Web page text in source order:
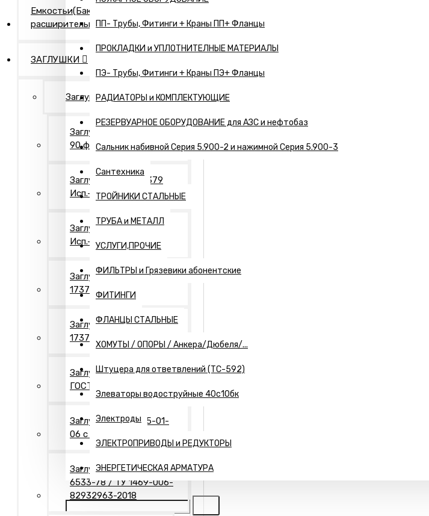
ПП- Трубы, Фитинги + Краны ПП+ Фланцы
ПРОКЛАДКИ и УПЛОТНИТЕЛНЫЕ МАТЕРИАЛЫ
ПЭ- Трубы, Фитинги + Краны ПЭ+ Фланцы
РАДИАТОРЫ и КОМПЛЕКТУЮЩИЕ
РЕЗЕРВУАРНОЕ ОБОРУДОВАНИЕ для АЗС и нефтобаз
Сальник набивной Серия 5.900-2 и нажимной Серия 5.900-3
Сантехника
ТРОЙНИКИ СТАЛЬНЫЕ
ТРУБА и МЕТАЛЛ
УСЛУГИ,ПРОЧИЕ
ФИЛЬТРЫ и Грязевики абонентские
ФИТИНГИ
ФЛАНЦЫ СТАЛЬНЫЕ
ХОМУТЫ / ОПОРЫ / Анкера/Дюбеля/...
Штуцера для ответвлений (ТС-592)
Элеваторы водоструйные 40с10бк
Электроды
ЭЛЕКТРОПРИВОДЫ и РЕДУКТОРЫ
ЭНЕРГЕТИЧЕСКАЯ АРМАТУРА
Емкостьи(Бак
расширительный,...)
ЗАГЛУШКИ
Заглушки Нержавеющие
Заглушки АТК 24.200.02-
90 фланцевые
Заглушки ГОСТ 17379
Исп.- 1. Оцинкованные
Заглушки ГОСТ 17379
Исп.- 2. Оцинкованные
Заглушки Исп.- 1 ГОСТ
17379
Заглушки Исп.- 2 ГОСТ
17379
Заглушки Исп.- 2"П"
ГОСТ 17379
Заглушки Т-ММ-25-01-
06 с рукояткой
Заглушки Днища ГОСТ
6533-78 / ТУ 1469-006-
82932963-2018